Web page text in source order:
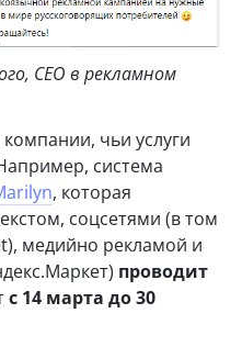
CEO в рекламном
чьи услуги
система
, которая
соцсетями (в том
медийно рекламой и
проводит
с 14 марта до 30